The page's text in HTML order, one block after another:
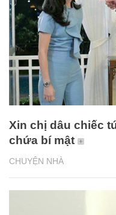
CHUYỆN NHÀ
Xin chị dâu chiếc
chứa bí mật